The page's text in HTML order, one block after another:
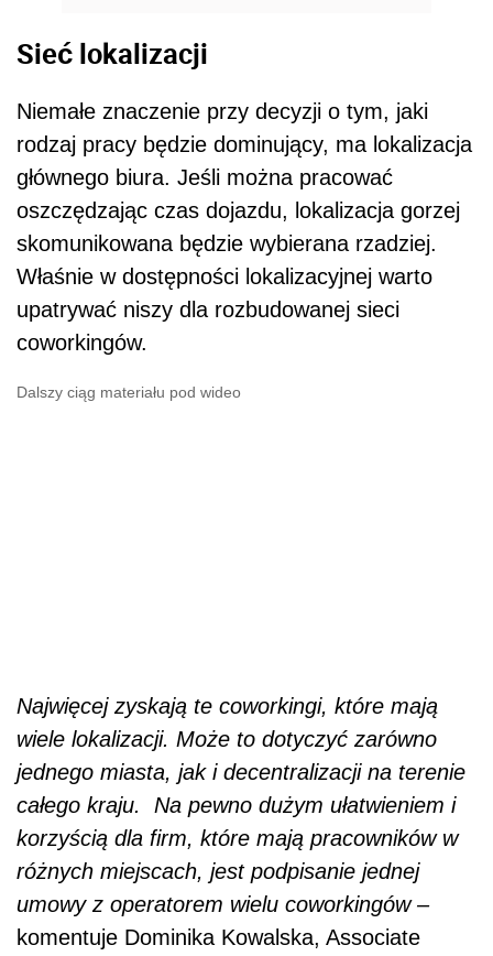
Sieć lokalizacji
Niemałe znaczenie przy decyzji o tym, jaki
rodzaj pracy będzie dominujący, ma lokalizacja
głównego biura. Jeśli można pracować
oszczędzając czas dojazdu, lokalizacja gorzej
skomunikowana będzie wybierana rzadziej.
Właśnie w dostępności lokalizacyjnej warto
upatrywać niszy dla rozbudowanej sieci
coworkingów.
Dalszy ciąg materiału pod wideo
Najwięcej zyskają te coworkingi, które mają
wiele lokalizacji. Może to dotyczyć zarówno
jednego miasta, jak i decentralizacji na terenie
całego kraju. Na pewno dużym ułatwieniem i
korzyścią dla firm, które mają pracowników w
różnych miejscach, jest podpisanie jednej
umowy z operatorem wielu coworkingów –
komentuje Dominika Kowalska, Associate